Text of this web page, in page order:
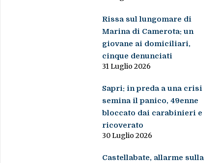
Rissa sul lungomare di
Marina di Camerota: un
giovane ai domiciliari,
cinque denunciati
31 Luglio 2026
Sapri: in preda a una crisi
semina il panico, 49enne
bloccato dai carabinieri e
ricoverato
30 Luglio 2026
Castellabate, allarme sulla